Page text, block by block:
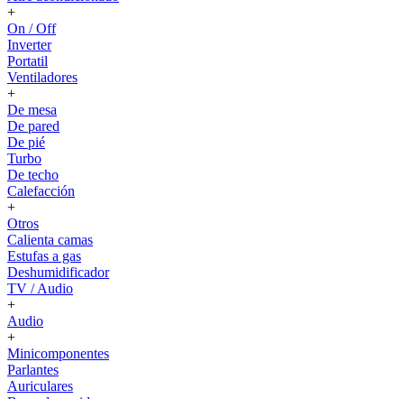
+
On / Off
Inverter
Portatil
Ventiladores
+
De mesa
De pared
De pié
Turbo
De techo
Calefacción
+
Otros
Calienta camas
Estufas a gas
Deshumidificador
TV / Audio
+
Audio
+
Minicomponentes
Parlantes
Auriculares